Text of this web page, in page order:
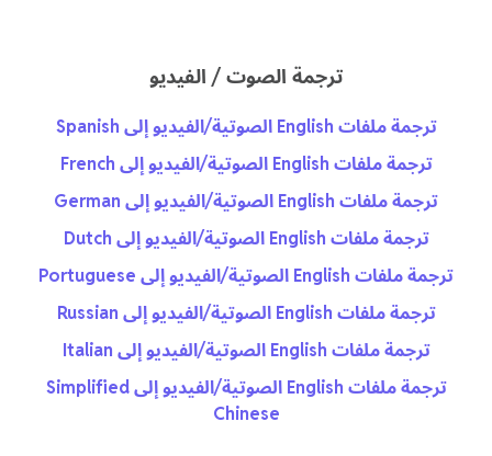
ترجمة الصوت / الفيديو
ترجمة ملفات English الصوتية/الفيديو إلى Spanish
ترجمة ملفات English الصوتية/الفيديو إلى French
ترجمة ملفات English الصوتية/الفيديو إلى German
ترجمة ملفات English الصوتية/الفيديو إلى Dutch
ترجمة ملفات English الصوتية/الفيديو إلى Portuguese
ترجمة ملفات English الصوتية/الفيديو إلى Russian
ترجمة ملفات English الصوتية/الفيديو إلى Italian
ترجمة ملفات English الصوتية/الفيديو إلى Simplified
Chinese